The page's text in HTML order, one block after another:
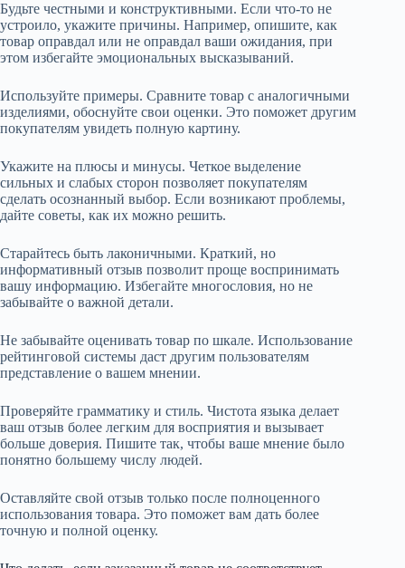
Будьте честными и конструктивными. Если что-то не
устроило, укажите причины. Например, опишите, как
товар оправдал или не оправдал ваши ожидания, при
этом избегайте эмоциональных высказываний.
Используйте примеры. Сравните товар с аналогичными
изделиями, обоснуйте свои оценки. Это поможет другим
покупателям увидеть полную картину.
Укажите на плюсы и минусы. Четкое выделение
сильных и слабых сторон позволяет покупателям
сделать осознанный выбор. Если возникают проблемы,
дайте советы, как их можно решить.
Старайтесь быть лаконичными. Краткий, но
информативный отзыв позволит проще воспринимать
вашу информацию. Избегайте многословия, но не
забывайте о важной детали.
Не забывайте оценивать товар по шкале. Использование
рейтинговой системы даст другим пользователям
представление о вашем мнении.
Проверяйте грамматику и стиль. Чистота языка делает
ваш отзыв более легким для восприятия и вызывает
больше доверия. Пишите так, чтобы ваше мнение было
понятно большему числу людей.
Оставляйте свой отзыв только после полноценного
использования товара. Это поможет вам дать более
точную и полной оценку.